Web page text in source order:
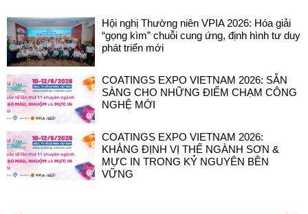
Hội nghị Thường niên VPIA 2026: Hóa giải
“gọng kìm” chuỗi cung ứng, định hình tư duy
phát triển mới
COATINGS EXPO VIETNAM 2026: SẴN
SÀNG CHO NHỮNG ĐIỂM CHẠM CÔNG
NGHỆ MỚI
COATINGS EXPO VIETNAM 2026:
KHẲNG ĐỊNH VỊ THẾ NGÀNH SƠN &
MỰC IN TRONG KỶ NGUYÊN BỀN
VỮNG